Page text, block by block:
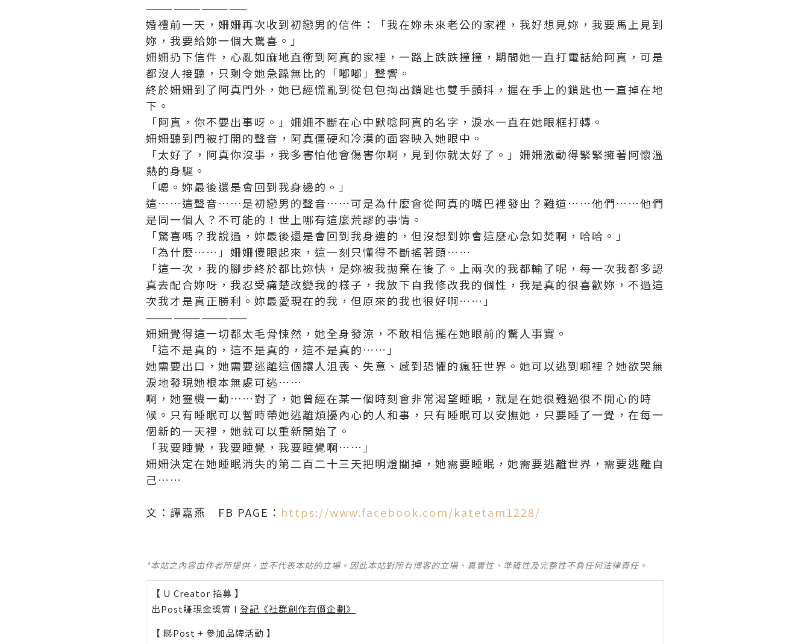
———————————
婚禮前一天，姍姍再次收到初戀男的信件：「我在妳未來老公的家裡，我好想見妳，我要馬上見到
妳，我要給妳一個大驚喜。」
姍姍扔下信件，心亂如麻地直衝到阿真的家裡，一路上跌跌撞撞，期間她一直打電話給阿真，可是
都沒人接聽，只剩令她急躁無比的「嘟嘟」聲響。
終於姍姍到了阿真門外，她已經慌亂到從包包掏出鎖匙也雙手顫抖，握在手上的鎖匙也一直掉在地
下。
「阿真，你不要出事呀。」姍姍不斷在心中默唸阿真的名字，淚水一直在她眼框打轉。
姍姍聽到門被打開的聲音，阿真僵硬和冷漠的面容映入她眼中。
「太好了，阿真你沒事，我多害怕他會傷害你啊，見到你就太好了。」姍姍激動得緊緊擁著阿懷溫
熱的身驅。
「嗯。妳最後還是會回到我身邊的。」
這……這聲音……是初戀男的聲音……可是為什麼會從阿真的嘴巴裡發出？難道……他們……他們
是同一個人？不可能的！世上哪有這麼荒謬的事情。
「驚喜嗎？我說過，妳最後還是會回到我身邊的，但沒想到妳會這麼心急如焚啊，哈哈。」
「為什麼……」姍姍傻眼起來，這一刻只懂得不斷搖著頭……
「這一次，我的腳步終於都比妳快，是妳被我拋棄在後了。上兩次的我都輸了呢，每一次我都多認
真去配合妳呀，我忍受痛楚改變我的樣子，我放下自我修改我的個性，我是真的很喜歡妳，不過這
次我才是真正勝利。妳最愛現在的我，但原來的我也很好啊……」
———————————
姍姍覺得這一切都太毛骨悚然，她全身發涼，不敢相信擺在她眼前的驚人事實。
「這不是真的，這不是真的，這不是真的……」
她需要出口，她需要逃離這個讓人沮喪、失意、感到恐懼的瘋狂世界。她可以逃到哪裡？她欲哭無
淚地發現她根本無處可逃……
啊，她靈機一動……對了，她曾經在某一個時刻會非常渴望睡眠，就是在她很難過很不開心的時
候。只有睡眠可以暫時帶她逃離煩擾內心的人和事，只有睡眠可以安撫她，只要睡了一覺，在每一
個新的一天裡，她就可以重新開始了。
「我要睡覺，我要睡覺，我要睡覺啊……」
姍姍決定在她睡眠消失的第二百二十三天把明燈關掉，她需要睡眠，她需要逃離世界，需要逃離自
己……
文：譚嘉燕 FB PAGE： https://www.facebook.com/katetam1228/
*本站之內容由作者所提供，並不代表本站的立場。因此本站對所有博客的立場、真實性、準確性及完整性不負任何法律責任。
【 U Creator 招募 】
出Post賺現金獎賞 l 登記《社群創作有價企劃》
【 睇Post + 參加品牌活動 】